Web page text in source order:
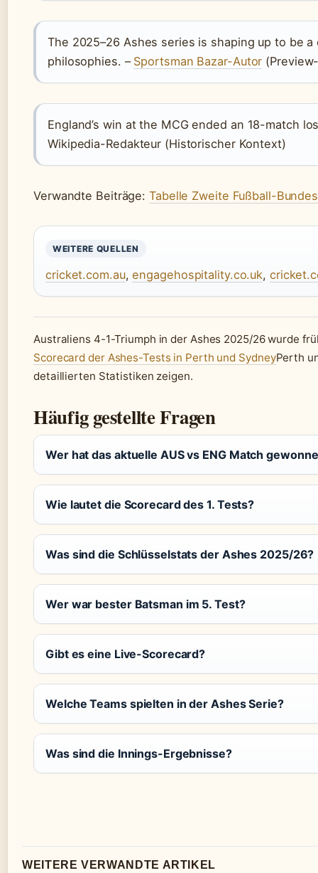
The 2025–26 Ashes series is shaping up to be
philosophies. – Sportsman Bazar-Autor
England’s win at the MCG ended an 18-match
Wikipedia-Redakteur (Historischer Kontext)
Verwandte Beiträge: Tabelle Zweite Fußball-
WEITERE QUELLEN
cricket.com.au,engagehospitality.co.uk,
Australiens 4-1-Triumph in der Ashes 2025/26 wurde
Scorecard der Ashes-Tests in Perth und SydneyPerth
detaillierten Statistiken zeigen.
Häufig gestellte Fragen
Wer hat das aktuelle AUS vs ENG Match
Wie lautet die Scorecard des 1. Tests?
Was sind die Schlüsselstats der Ashes 2025/26?
Wer war bester Batsman im 5. Test?
Gibt es eine Live-Scorecard?
Welche Teams spielten in der Ashes Serie?
Was sind die Innings-Ergebnisse?
WEITERE VERWANDTE ARTIKEL